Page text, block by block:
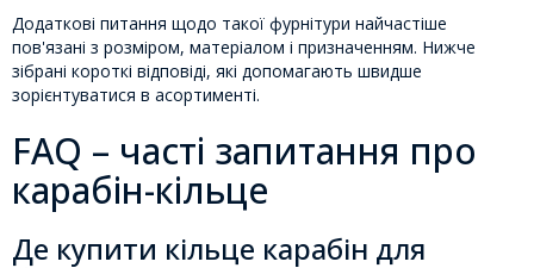
Додаткові питання щодо такої фурнітури найчастіше
пов'язані з розміром, матеріалом і призначенням. Нижче
зібрані короткі відповіді, які допомагають швидше
зорієнтуватися в асортименті.
FAQ – часті запитання про
карабін-кільце
Де купити кільце карабін для